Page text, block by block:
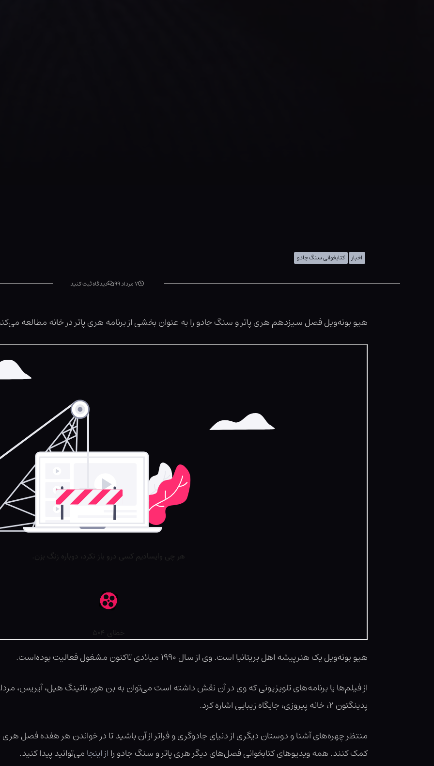
اخبار کتابخوانی سنگ جادو
۷ مرداد ۹۹ دیدگاه ثبت کنید
هیو بونه‌ویل فصل سیزدهم هری پاتر و سنگ جادو را به عنوان بخشی از برنامه هری پاتر در خانه مطالعه
هیو بونه‌ویل یک هنرپیشه اهل بریتانیا است. وی از سال ۱۹۹۰ میلادی تاکنون مشغول فعالیت بوده‌است.
از فیلم‌ها یا برنامه‌های تلویزیونی که وی در آن نقش داشته است می‌توان به بن هور، ناتینگ هیل، آیریس، مردان
پدینگتون ۲، خانه پیروزی، جایگاه زیبایی اشاره کرد.
منتظر چهره‌های آشنا و دوستان دیگری از دنیای جادوگری و فراتر از آن باشید تا در خواندن هر هفده فصل
کمک کنند. همه ویدیوهای کتابخوانی فصل‌های دیگر هری پاتر و سنگ جادو رااز اینجامی‌توانید پیدا کنید.